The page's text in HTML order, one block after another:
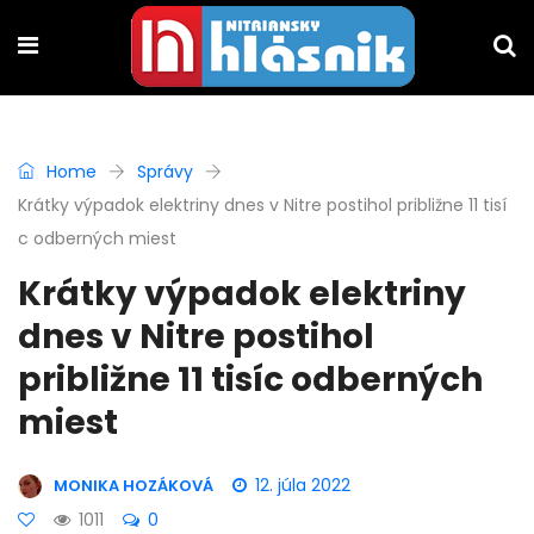
Home
Správy
Krátky výpadok elektriny dnes v Nitre postihol približne 11 tisí
c odberných miest
Krátky výpadok elektriny
dnes v Nitre postihol
približne 11 tisíc odberných
miest
MONIKA HOZÁKOVÁ
12. júla 2022
1011
0